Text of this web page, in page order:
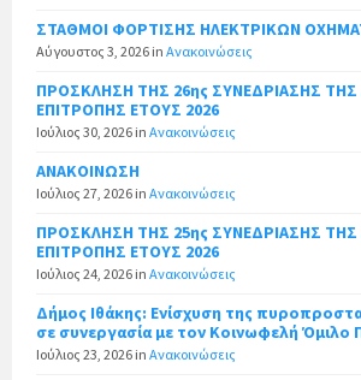
ΣΤΑΘΜΟΙ ΦΟΡΤΙΣΗΣ ΗΛΕΚΤΡΙΚΩΝ
Αύγουστος 3, 2026 in Ανακοινώσεις
ΠΡΟΣΚΛΗΣΗ ΤΗΣ 26ης ΣΥΝΕΔΡΙΑΣΗΣ
ΕΠΙΤΡΟΠΗΣ ΕΤΟΥΣ 2026
Ιούλιος 30, 2026 in Ανακοινώσεις
ΑΝΑΚΟΙΝΩΣΗ
Ιούλιος 27, 2026 in Ανακοινώσεις
ΠΡΟΣΚΛΗΣΗ ΤΗΣ 25ης ΣΥΝΕΔΡΙΑΣΗΣ
ΕΠΙΤΡΟΠΗΣ ΕΤΟΥΣ 2026
Ιούλιος 24, 2026 in Ανακοινώσεις
Δήμος Ιθάκης: Ενίσχυση της
σε συνεργασία με τον Κοινωφελή Όμιλο
Ιούλιος 23, 2026 in Ανακοινώσεις